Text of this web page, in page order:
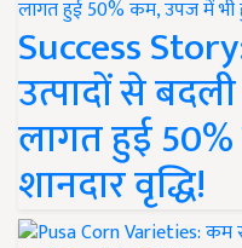
Success
उत्पादों से
लागत हुई
शानदार वृद्धि!